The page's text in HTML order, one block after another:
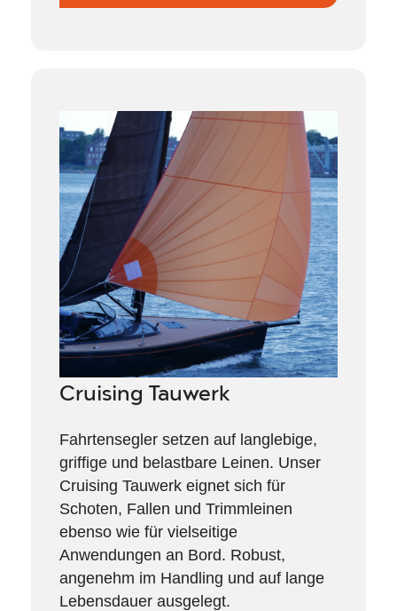
Cruising Tauwerk
Fahrtensegler setzen auf langlebige,
griffige und belastbare Leinen. Unser
Cruising Tauwerk eignet sich für
Schoten, Fallen und Trimmleinen
ebenso wie für vielseitige
Anwendungen an Bord. Robust,
angenehm im Handling und auf lange
Lebensdauer ausgelegt.